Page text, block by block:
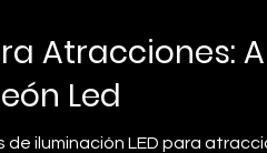
Atracciones:
Led
de iluminación LED para